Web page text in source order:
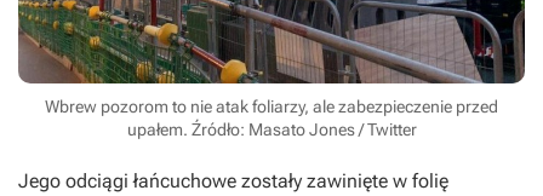
Wbrew pozorom to nie atak foliarzy, ale zabezpieczenie przed
upałem. Źródło: Masato Jones / Twitter
Jego odciągi łańcuchowe zostały zawinięte w folię